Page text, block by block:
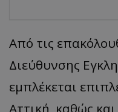
Από τις
Διεύθυνσης
εμπλέκεται
Αττική, καθώς